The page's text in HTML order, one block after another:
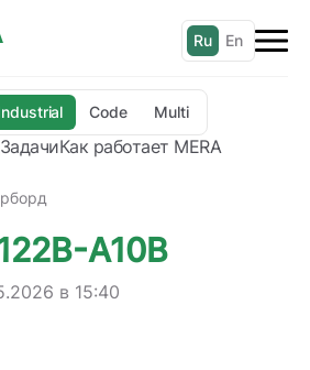
Code Multi
ЗадачиКак работает MERA
Ru En
A10B
в 15:40